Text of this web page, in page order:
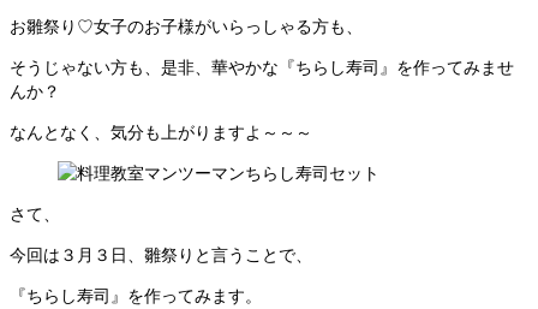
お雛祭り♡女子のお子様がいらっしゃる方も、
そうじゃない方も、是非、華やかな『ちらし寿司』を作ってみませ
んか？
なんとなく、気分も上がりますよ～～～
さて、
今回は３月３日、雛祭りと言うことで、
『ちらし寿司』を作ってみます。